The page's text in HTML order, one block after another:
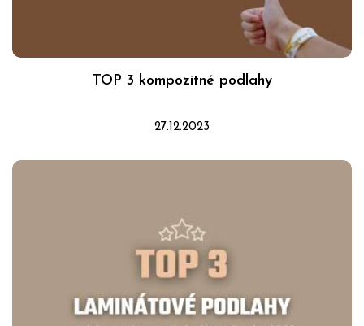
TOP 3 kompozitné podlahy
27.12.2023